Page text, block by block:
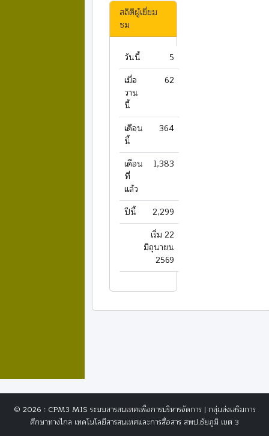
สถิติผู้เยี่ยม
ชม
วันนี้
5
เมื่อ
วาน
นี้
62
เดือน
นี้
364
เดือน
ที่
แล้ว
1,383
ปีนี้
2,299
เริ่ม 22
มิถุนายน
2569
© 2026 : CPM3 MIS ระบบสารสนเทศเพื่อการบริหารจัดการ | กลุ่มส่งเสริมการ
ศึกษาทางไกล เทคโนโลยีสารสนเทศและการสื่อสาร สพป.ชัยภูมิ เขต 3